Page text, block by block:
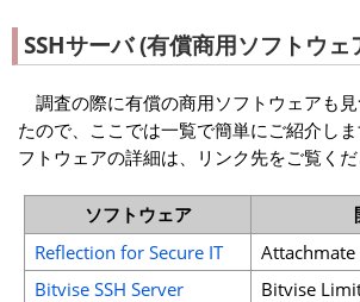
SSHサーバ (有償商用ソフトウェ
調査の際に有償の商用ソフトウェアも
たので、ここでは一覧で簡単にご紹介し
フトウェアの詳細は、リンク先をご覧くだ
ソフトウェア
Reflection for Secure IT
Bitvise SSH Server
Bitvise